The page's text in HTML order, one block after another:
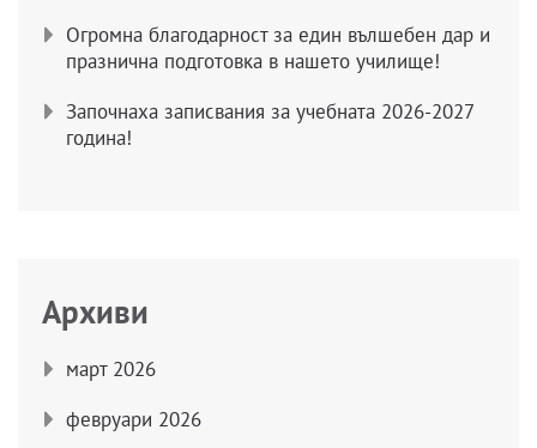
Огромна благодарност за един вълшебен дар и
празнична подготовка в нашето училище!
Започнаха записвания за учебната 2026-2027
година!
Архиви
март 2026
февруари 2026